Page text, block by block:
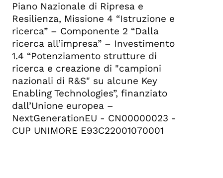
Piano Nazionale di Ripresa e
Resilienza, Missione 4 “Istruzione e
ricerca” – Componente 2 “Dalla
ricerca all’impresa” – Investimento
1.4 “Potenziamento strutture di
ricerca e creazione di "campioni
nazionali di R&S" su alcune Key
Enabling Technologies”, finanziato
dall’Unione europea –
NextGenerationEU - CN00000023 -
CUP UNIMORE E93C22001070001